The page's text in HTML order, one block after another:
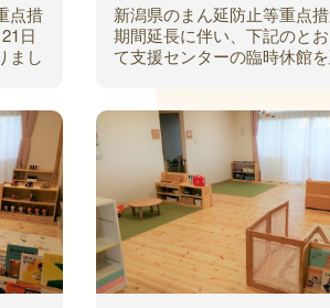
点措
日
まし
新潟県のまん延防止等重点
期間延長に伴い、下記のと
て支援センターの臨時休館
すが、ご理